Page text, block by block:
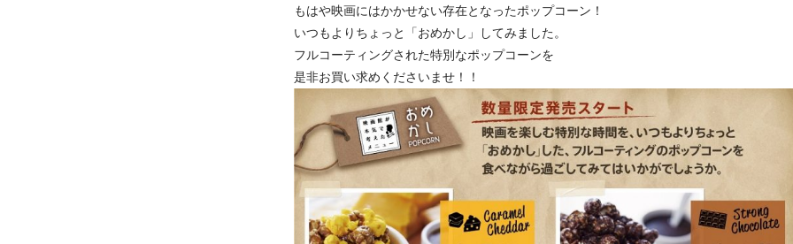
もはや映画にはかかせない存在となったポップコーン！
いつもよりちょっと「おめかし」してみました。
フルコーティングされた特別なポップコーンを
是非お買い求めくださいませ！！